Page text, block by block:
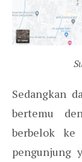
Sedangkan
bertemu
berbelok ke
pengunjung